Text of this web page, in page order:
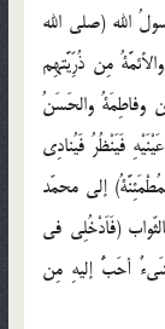
الله (صلى الله
مِن ذُرِّیَّتهِم
وفاطِمَةُ والحَسَنُ
فَیَنْظُرُ فَیُنادِی
إلى محمّد
(فَاَدْخُلِی فی
أحَبُّ إلیهِ مِن